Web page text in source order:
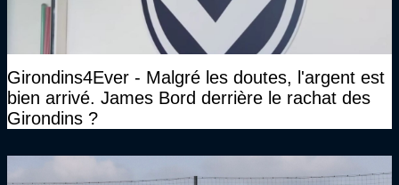
Girondins4Ever - Malgré les doutes, l'argent est
bien arrivé. James Bord derrière le rachat des
Girondins ?